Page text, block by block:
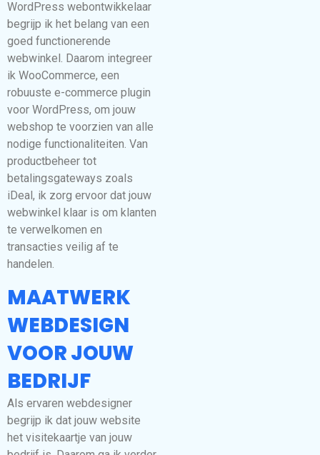
WordPress webontwikkelaar
begrijp ik het belang van een
goed functionerende
webwinkel. Daarom integreer
ik WooCommerce, een
robuuste e-commerce plugin
voor WordPress, om jouw
webshop te voorzien van alle
nodige functionaliteiten. Van
productbeheer tot
betalingsgateways zoals
iDeal, ik zorg ervoor dat jouw
webwinkel klaar is om klanten
te verwelkomen en
transacties veilig af te
handelen.
MAATWERK
WEBDESIGN
VOOR JOUW
BEDRIJF
Als ervaren webdesigner
begrijp ik dat jouw website
het visitekaartje van jouw